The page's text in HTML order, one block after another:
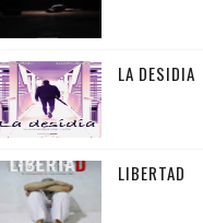
LA DESIDIA
LIBERTAD